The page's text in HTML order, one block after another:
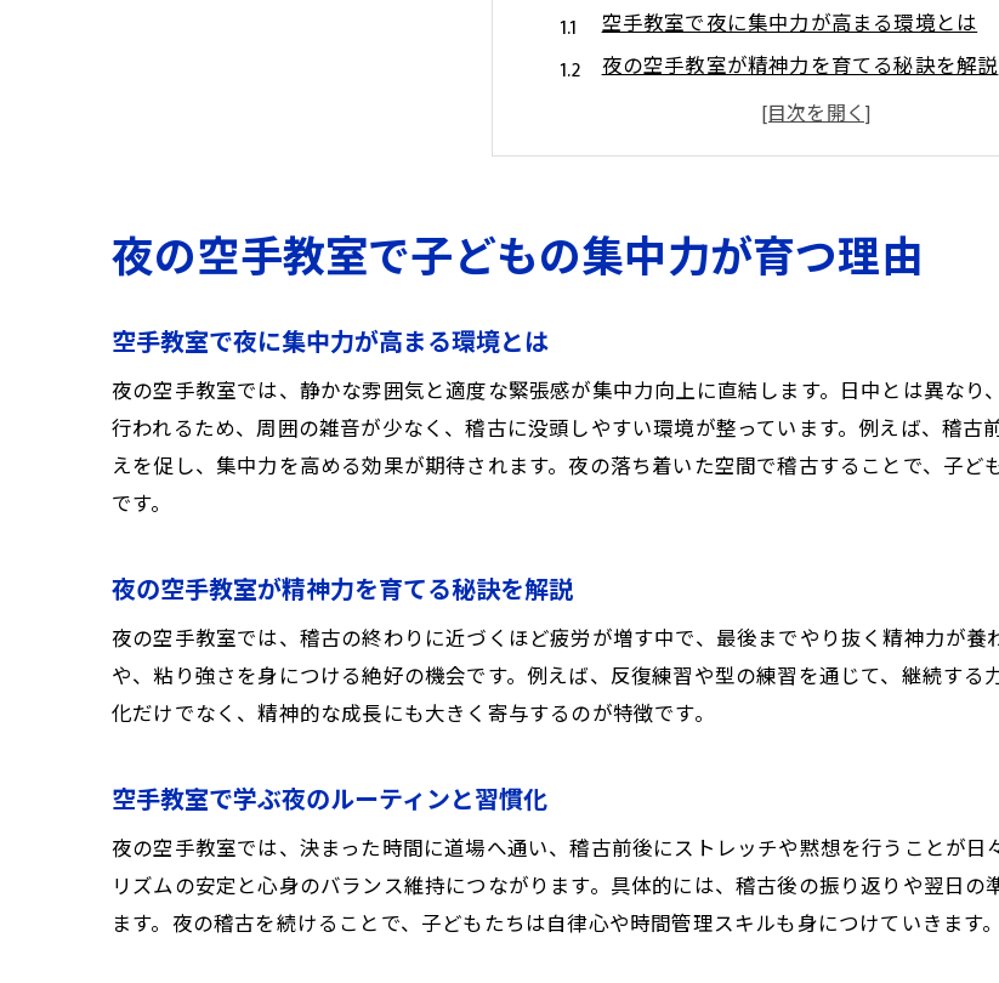
空手教室で夜に集中力が高まる環境とは
夜の空手教室が精神力を育てる秘訣を解説
空手教室で学ぶ夜のルーティンと習慣化
夜間の空手教室が子どもの落ち着きを養
仕事後でも通える夜間空手教室の魅力とは
空手教室の夜クラスが忙しい家庭に選ばれ
夜の空手教室が現代の生活スタイルに合
空手教室の夜クラスで無理なく続けられ
空手教室で夜に精神力と体力を同時に伸ば
夜間空手教室でストレス発散と集中力強
空手教室の夜クラスが子どもの自信を育て
夜の空手教室が勉強や生活にも活きる理由
空手教室で夜に身につく集中トレーニン
夜間空手教室で子どものやる気を引き出す
夜の空手教室で子どもの集中力が育つ理由
空手教室で夜に集中力が高まる環境とは
夜の空手教室では、静かな雰囲気と適度な緊張感が集中力向上に直結します。日中とは異な
行われるため、周囲の雑音が少なく、稽古に没頭しやすい環境が整っています。例えば、稽
えを促し、集中力を高める効果が期待されます。夜の落ち着いた空間で稽古することで、子
です。
夜の空手教室が精神力を育てる秘訣を解説
夜の空手教室では、稽古の終わりに近づくほど疲労が増す中で、最後までやり抜く精神力が
や、粘り強さを身につける絶好の機会です。例えば、反復練習や型の練習を通じて、継続す
化だけでなく、精神的な成長にも大きく寄与するのが特徴です。
空手教室で学ぶ夜のルーティンと習慣化
夜の空手教室では、決まった時間に道場へ通い、稽古前後にストレッチや黙想を行うことが
リズムの安定と心身のバランス維持につながります。具体的には、稽古後の振り返りや翌日
ます。夜の稽古を続けることで、子どもたちは自律心や時間管理スキルも身につけていきます。